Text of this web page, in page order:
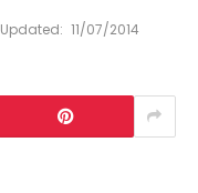
Updated: 11/07/2014